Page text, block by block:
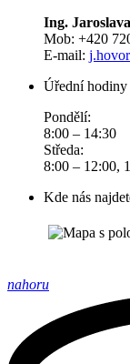
Ing.
Mob: +420
E-mail:
Úřední hodiny
Pondělí:
8:00 – 14:30
Středa:
8:00 – 12:00,
Kde nás
nahoru